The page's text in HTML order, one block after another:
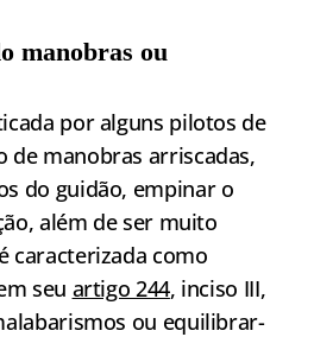
manobras ou
por alguns pilotos de
de manobras arriscadas,
do guidão, empinar o
além de ser muito
caracterizada como
seu artigo 244, inciso III,
ou equilibrar-